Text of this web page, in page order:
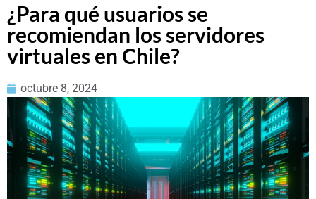
¿Para qué usuarios se
recomiendan los servidores
virtuales en Chile?
octubre 8, 2024